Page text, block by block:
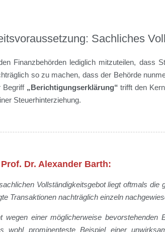
Sachliches
Finanzbehörden lediglich mitzuteilen, dass
so zu machen, dass der Behörde
Begriff „Berichtigungserklärung“ trifft den
Steuerhinterziehung.
Dr. Alexander Barth:
Vollständigkeitsgebot liegt oftmals die
Transaktionen nachträglich einzeln
wegen einer möglicherweise bevorstehenden
wohl prominenteste Beispiel einer